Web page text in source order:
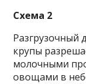
Схема 2
Разгрузочный
крупы
молочными
овощами в